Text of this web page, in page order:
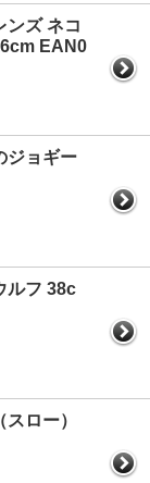
ンズ ネコ
EAN0
ジョギー
ルフ 38c
ロー）